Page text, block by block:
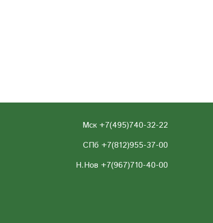
Мск +7(495)740-32-22
СПб +7(812)955-37-00
Н.Нов +7(967)710-40-00